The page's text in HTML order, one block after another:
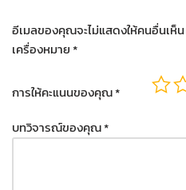
อีเมลของคุณจะไม่แสดงให้คนอื่นเห็น
เครื่องหมาย*
การให้คะแนนของคุณ*
บทวิจารณ์ของคุณ*